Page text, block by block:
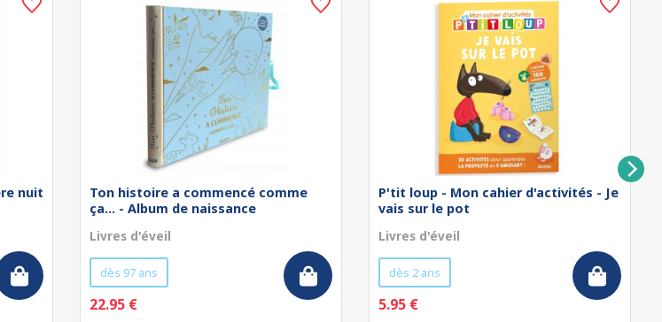
nuit
Ton histoire a commencé comme
ça... - Album de naissance
Livres d'éveil
dès 97 ans
22.95 €
P'tit loup - Mon cahier d'activités - Je
vais sur le pot
Livres d'éveil
dès 2 ans
5.95 €